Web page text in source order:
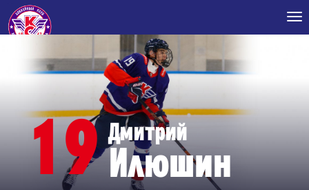
19 Дмитрий
Илюшин